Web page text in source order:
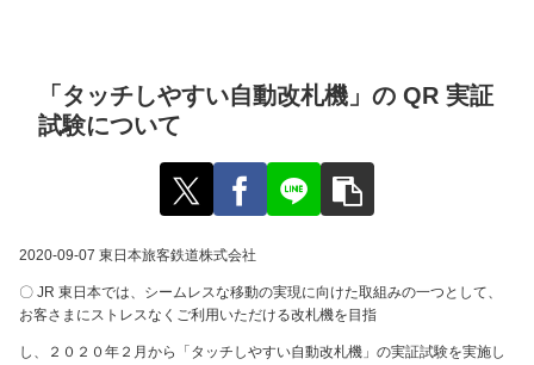
「タッチしやすい自動改札機」の QR 実証
試験について
2020-09-07 東日本旅客鉄道株式会社
〇 JR 東日本では、シームレスな移動の実現に向けた取組みの一つとして、
お客さまにストレスなくご利用いただける改札機を目指
し、２０２０年２月から「タッチしやすい自動改札機」の実証試験を実施し